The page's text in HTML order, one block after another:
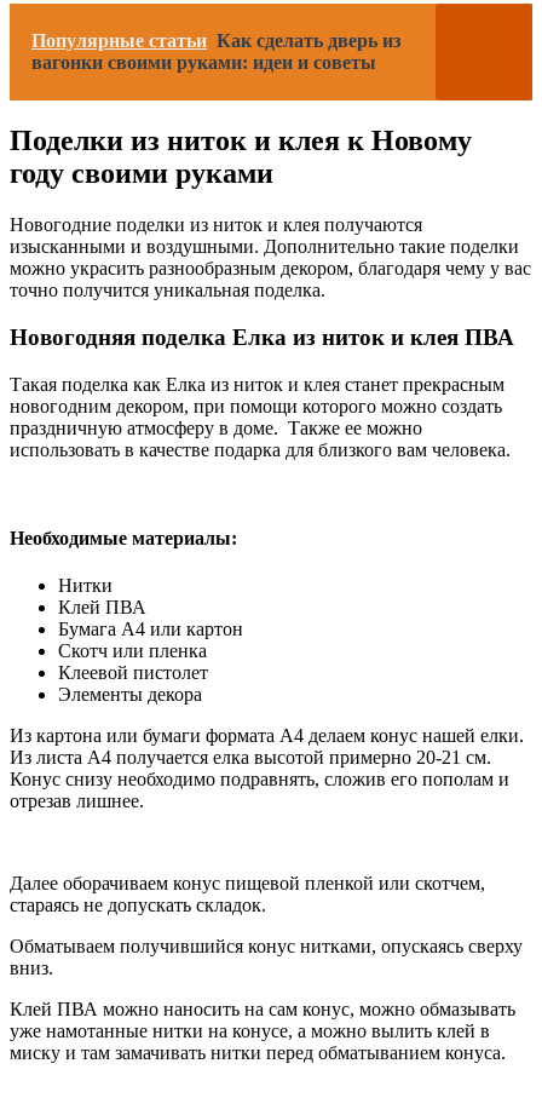
Популярные статьи Как сделать дверь из
вагонки своими руками: идеи и советы
Поделки из ниток и клея к Новому
году своими руками
Новогодние поделки из ниток и клея получаются
изысканными и воздушными. Дополнительно такие поделки
можно украсить разнообразным декором, благодаря чему у вас
точно получится уникальная поделка.
Новогодняя поделка Елка из ниток и клея ПВА
Такая поделка как Елка из ниток и клея станет прекрасным
новогодним декором, при помощи которого можно создать
праздничную атмосферу в доме. Также ее можно
использовать в качестве подарка для близкого вам человека.
Необходимые материалы:
Нитки
Клей ПВА
Бумага А4 или картон
Скотч или пленка
Клеевой пистолет
Элементы декора
Из картона или бумаги формата А4 делаем конус нашей елки.
Из листа А4 получается елка высотой примерно 20-21 см.
Конус снизу необходимо подравнять, сложив его пополам и
отрезав лишнее.
Далее оборачиваем конус пищевой пленкой или скотчем,
стараясь не допускать складок.
Обматываем получившийся конус нитками, опускаясь сверху
вниз.
Клей ПВА можно наносить на сам конус, можно обмазывать
уже намотанные нитки на конусе, а можно вылить клей в
миску и там замачивать нитки перед обматыванием конуса.